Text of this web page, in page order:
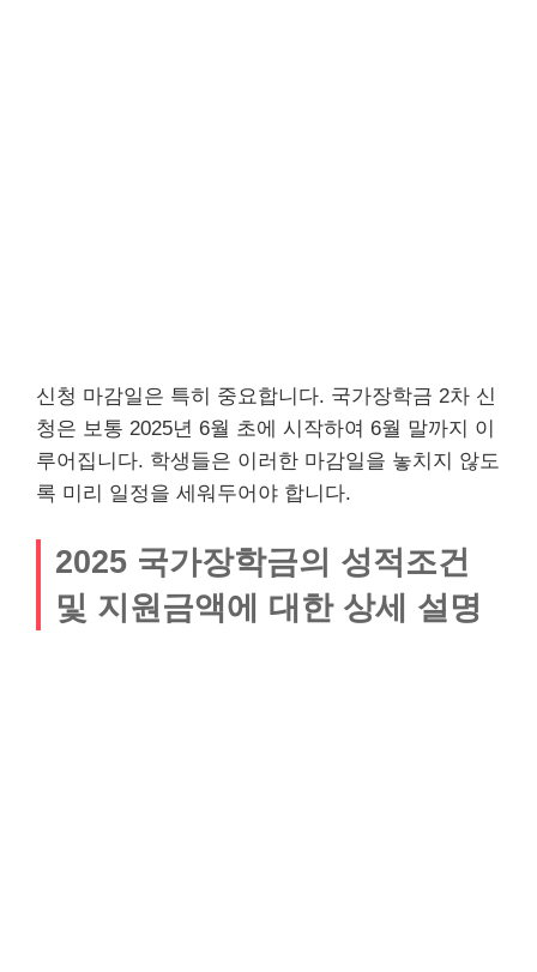
신청 마감일은 특히 중요합니다. 국가장학금 2차 신
청은 보통 2025년 6월 초에 시작하여 6월 말까지 이
루어집니다. 학생들은 이러한 마감일을 놓치지 않도
록 미리 일정을 세워두어야 합니다.
2025 국가장학금의 성적조건
및 지원금액에 대한 상세 설명